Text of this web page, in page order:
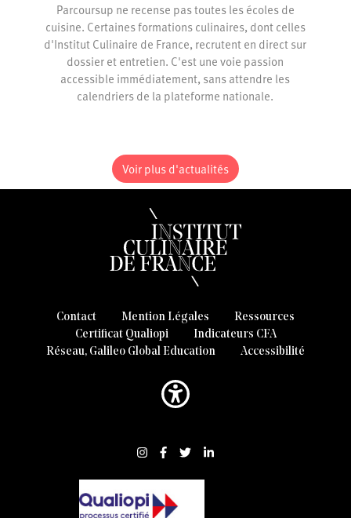
Parcoursup ne recense pas toutes les écoles de
cuisine. Certaines formations culinaires, dont celles
d'Institut Culinaire de France, recrutent en direct sur
dossier et entretien. C'est une voie passion
accessible immédiatement, sans attendre les
calendriers de la plateforme nationale.
Voir plus d'actualités
Contact Mention Légales
Ressources
Certificat Qualiopi
Indicateurs CFA
Réseau, Galileo Global Education
Accessibilité